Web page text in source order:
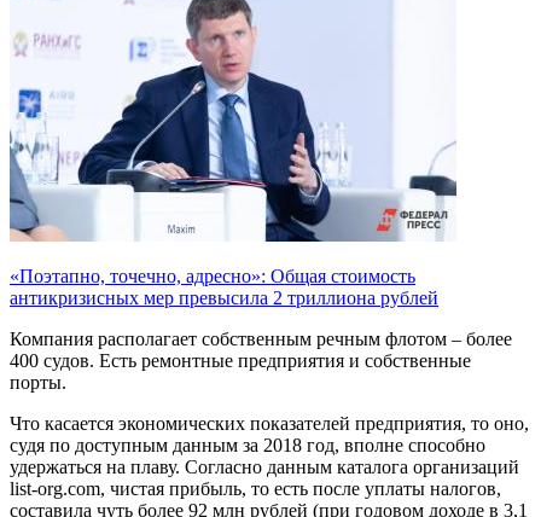
«Поэтапно, точечно, адресно»: Общая стоимость
антикризисных мер превысила 2 триллиона рублей
Компания располагает собственным речным флотом – более
400 судов. Есть ремонтные предприятия и собственные
порты.
Что касается экономических показателей предприятия, то оно,
судя по доступным данным за 2018 год, вполне способно
удержаться на плаву. Согласно данным каталога организаций
list-org.com, чистая прибыль, то есть после уплаты налогов,
составила чуть более 92 млн рублей (при годовом доходе в 3,1